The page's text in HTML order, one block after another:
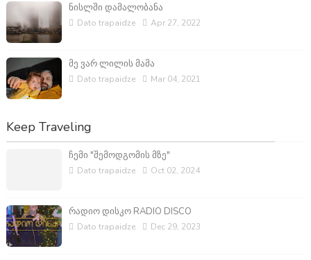
ნისლში დამალობანა
Dato trapaidze Apr 27, 2022
მე ვარ ლილის მამა
Dato trapaidze Mar 04, 2021
Keep Traveling
ჩემი "შემოდგომის მზე"
Dato trapaidze Oct 02, 2024
რადიო დისკო RADIO DISCO
Dato trapaidze Dec 29, 2023